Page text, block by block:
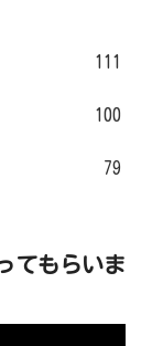
111
100
79
てもらいま